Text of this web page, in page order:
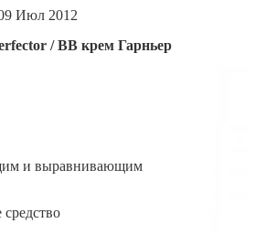
Июл 2012
/ ВВ крем Гарньер
и выравнивающим